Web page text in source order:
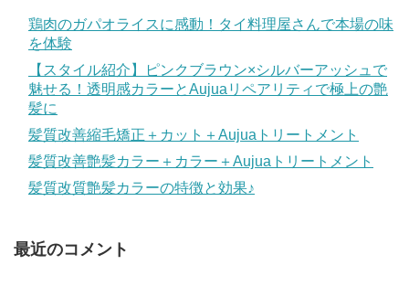
鶏肉のガパオライスに感動！タイ料理屋さんで本場の味
を体験
【スタイル紹介】ピンクブラウン×シルバーアッシュで
魅せる！透明感カラーとAujuaリペアリティで極上の艶
髪に
髪質改善縮毛矯正＋カット＋Aujuaトリートメント
髪質改善艶髪カラー＋カラー＋Aujuaトリートメント
髪質改質艶髪カラーの特徴と効果♪
最近のコメント